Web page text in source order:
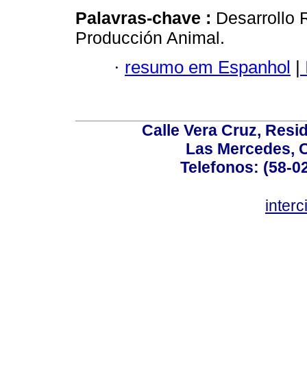
Palavras-chave : Desarrollo
Producción Animal.
· resumo em Espanhol |
Calle Vera Cruz,
Las Mercedes,
Telefonos: (58-